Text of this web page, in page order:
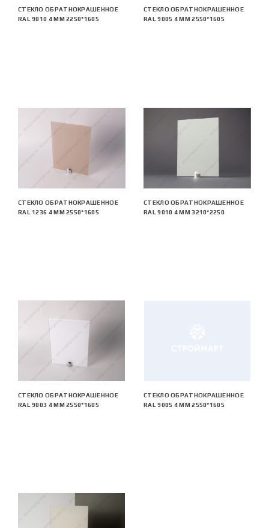
СТЕКЛО ОБРАТНОКРАШЕННОЕ
RAL 9010 4 ММ 2250*1605
СТЕКЛО ОБРАТНОКРАШЕННОЕ
RAL 9005 4 ММ 2550*1605
СТЕКЛО ОБРАТНОКРАШЕННОЕ
RAL 1236 4 ММ 2550*1605
СТЕКЛО ОБРАТНОКРАШЕННОЕ
RAL 9010 4 ММ 3210*2250
СТЕКЛО ОБРАТНОКРАШЕННОЕ
RAL 9003 4 ММ 2550*1605
СТЕКЛО ОБРАТНОКРАШЕННОЕ
RAL 9005 4 ММ 2550*1605